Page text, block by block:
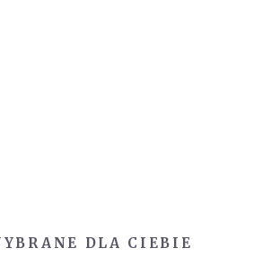
DLA CIEBIE